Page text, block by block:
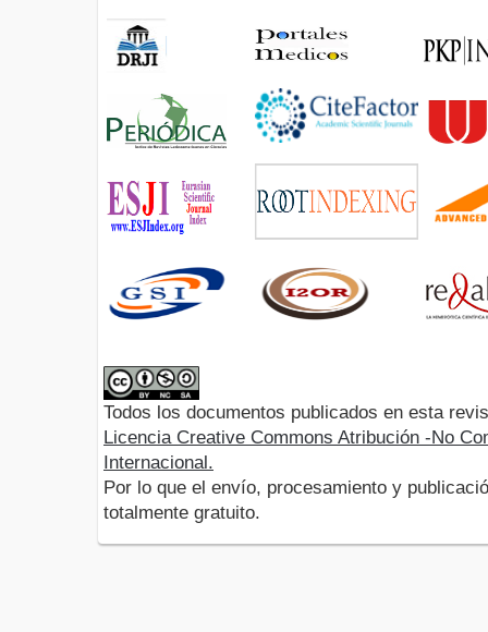
Todos los documentos publicados en esta
Licencia Creative Commons Atribución -No
Internacional.
Por lo que el envío, procesamiento y
totalmente gratuito.